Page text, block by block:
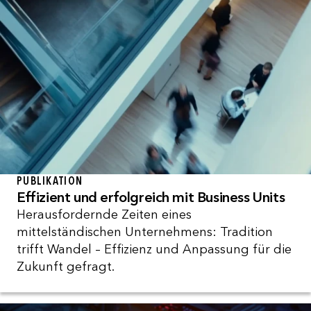
PUBLIKATION
Effizient und erfolgreich mit Business Units
Herausfordernde Zeiten eines
mittelständischen Unternehmens: Tradition
trifft Wandel – Effizienz und Anpassung für die
Zukunft gefragt.